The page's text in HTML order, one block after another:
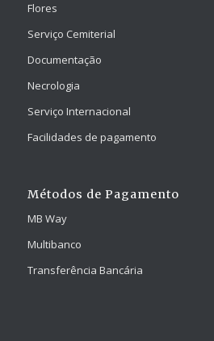
Flores
Serviço Cemiterial
Documentação
Necrologia
Serviço Internacional
Facilidades de pagamento
Métodos de Pagamento
MB Way
Multibanco
Transferência Bancária